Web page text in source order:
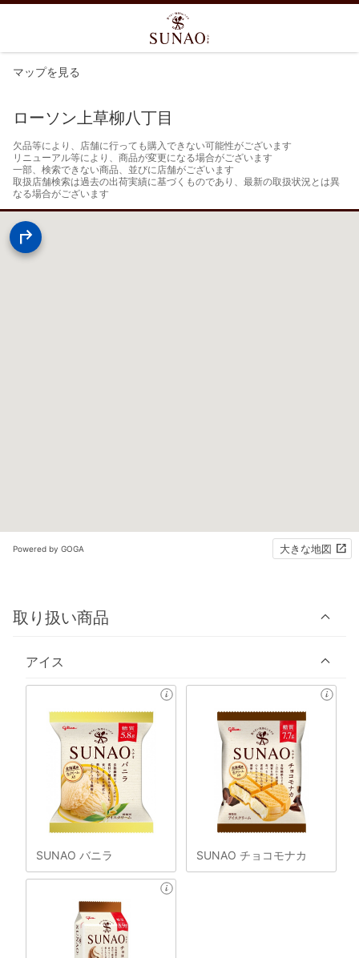
マップを見る
ローソン上草柳八丁目
欠品等により、店舗に行っても購入できない可能性がございます
リニューアル等により、商品が変更になる場合がございます
一部、検索できない商品、並びに店舗がございます
取扱店舗検索は過去の出荷実績に基づくものであり、最新の取扱状況とは異
なる場合がございます
Powered by GOGA 大きな地図
取り扱い商品
アイス
SUNAO バニラ SUNAO チョコモナカ